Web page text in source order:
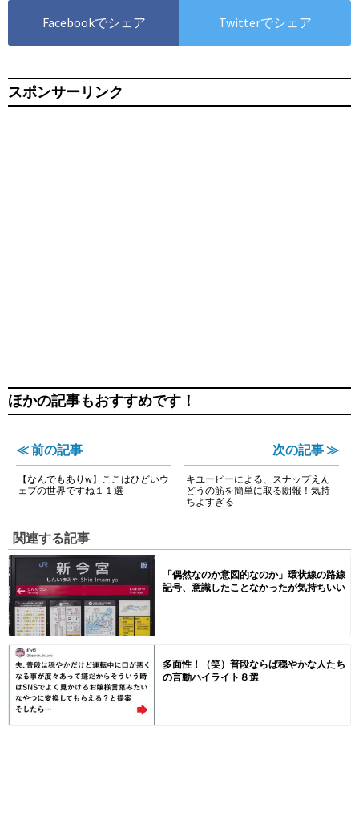
Facebookでシェア Twitterでシェア
スポンサーリンク
ほかの記事もおすすめです！
≪ 前の記事
【なんでもありw】ここはひどいウ
ェブの世界ですね１１選
次の記事 ≫
キユーピーによる、スナップえん
どうの筋を簡単に取る朗報！気持
ちよすぎる
関連する記事
「偶然なのか意図的なのか」環状線の路線
記号、意識したことなかったが気持ちいい
多面性！（笑）普段ならば穏やかな人たち
の言動ハイライト８選